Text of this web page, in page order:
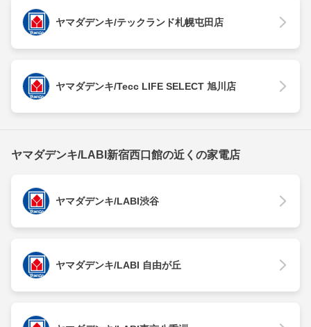
ヤマダデンキ/テックランド札幌屯田店
ヤマダデンキ/Tecc LIFE SELECT 旭川店
ヤマダデンキ/LABI新宿西口館の近くの家電店
ヤマダデンキ/LABI渋谷
ヤマダデンキ/LABI 自由が丘